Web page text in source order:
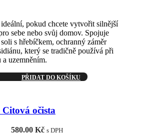
pokud chcete vytvořit silnější
sebe nebo svůj domov. Spojuje
s hřebíčkem, ochranný záměr
který se tradičně používá při
a uzemněním.
PŘIDAT DO KOŠÍKU
očista
580.00 Kč s DPH